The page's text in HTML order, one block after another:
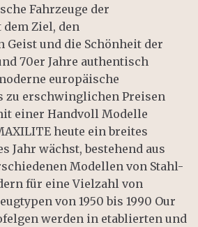
Fahrzeuge der
Ziel, den
und die Schönheit der
70er Jahre authentisch
europäische
zu erschwinglichen Preisen
einer Handvoll Modelle
heute ein breites
Jahr wächst, bestehend aus
Modellen von Stahl-
für eine Vielzahl von
von 1950 bis 1990 Our
werden in etablierten und